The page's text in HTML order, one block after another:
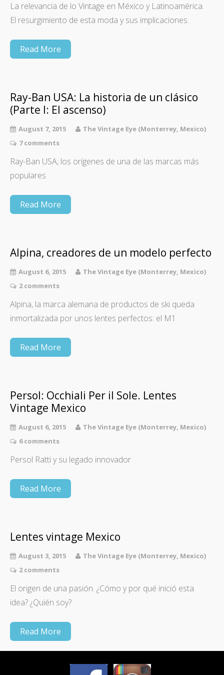
La relevancia de lo Vintage en México y Latinoamérica.
El resurgimiento de esta moda y sus implicaciones.
Read More
Ray-Ban USA: La historia de un clásico
(Parte I: El ascenso)
August 7, 2015
The Vintage Eye (Monterrey, Mexico)
7 comments
Ray-Ban USA, los orígenes de una de las marcas más
populares
Read More
Alpina, creadores de un modelo perfecto
August 6, 2015
The Vintage Eye (Monterrey, Mexico)
2 comments
Alpina, la marca alemana de productos de ski queda
inmortalizada por unos lentes perfectos: el M1
Read More
Persol: Occhiali Per il Sole. Lentes
Vintage Mexico
August 6, 2015
The Vintage Eye (Monterrey, Mexico)
6 comments
Persol Ratti y su legado innovador
Read More
Lentes vintage Mexico
August 3, 2015
The Vintage Eye (Monterrey, Mexico)
2 comments
El origen de una pasión. ¿Cómo y por qué inició esta
idea? ¿Quién soy?
Read More